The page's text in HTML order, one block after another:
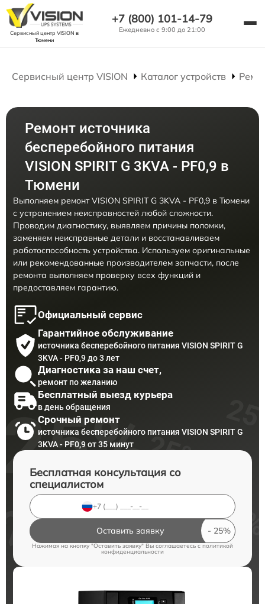
Сервисный центр VISION в
Тюмени
+7 (800) 101-14-79
Ежедневно с 9:00 до 21:00
Сервисный центр VISION Каталог устройств
Ремонт источника
бесперебойного питания
VISION SPIRIT G 3KVA - PF0,9 в
Тюмени
Выполняем ремонт VISION SPIRIT G 3KVA - PF0,9 в Тюмени
с устранением неисправностей любой сложности.
Проводим диагностику, выявляем причины поломки,
заменяем неисправные детали и восстанавливаем
работоспособность устройства. Используем оригинальные
или рекомендованные производителем запчасти, после
ремонта выполняем проверку всех функций и
предоставляем гарантию.
Официальный сервис
Гарантийное обслуживание
источника бесперебойного питания VISION SPIRIT G
3KVA - PF0,9 до 3 лет
Диагностика за наш счет,
ремонт по желанию
Бесплатный выезд курьера
в день обращения
Срочный ремонт
источника бесперебойного питания VISION SPIRIT G
3KVA - PF0,9 от 35 минут
Бесплатная консультация со
специалистом
Оставить заявку
Нажимая на кнопку "Оставить заявку" Вы соглашаетесь cполитикой
конфиденциальности